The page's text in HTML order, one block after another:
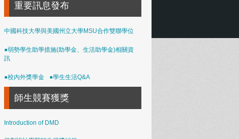
重要訊息發布
中國科技大學與美國州立大學MSU合作雙聯學位
●弱勢學生助學措施(助學金、生活助學金)相關資
訊
●校內外獎學金 ●學生生活Q&A
師生競賽獲獎
Introduction of DMD